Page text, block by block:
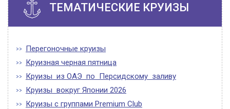
ТЕМАТИЧЕСКИЕ КРУИЗЫ
Перегоночные круизы
Круизная черная пятница
Круизы из ОАЭ по Персидскому заливу
Круизы вокруг Японии 2026
Круизы с группами Premium Club